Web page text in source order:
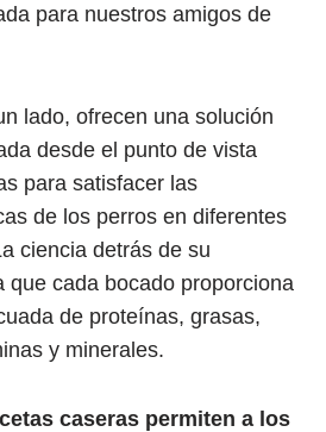
para nuestros amigos de
lado, ofrecen una solución
desde el punto de vista
para satisfacer las
de los perros en diferentes
ciencia detrás de su
que cada bocado proporciona
de proteínas, grasas,
y minerales.
caseras permiten a los